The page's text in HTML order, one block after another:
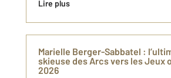
Lire plus
Marielle Berger-Sabbatel :
skieuse des Arcs vers les Jeux
2026